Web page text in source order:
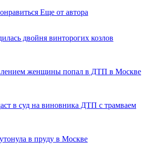
Еще от автора
двойня винторогих козлов
женщины попал в ДТП в Москве
в суд на виновника ДТП с трамваем
в пруду в Москве